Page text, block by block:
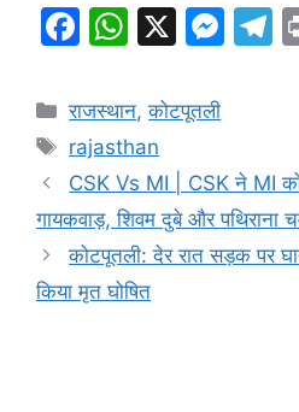
F
c
e
b
o
o
k
W
at
s
A
p
p
X
M
e
n
g
T
a
Categories
राजस्थान,कोटपूतली
Tags
rajasthan
CSK Vs MI | CSK ने MI
गायकवाड़, शिवम दुबे और पथिराना
कोटपूतली: देर रात सड़क पर
किया मृत घोषित